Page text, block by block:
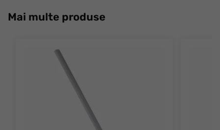
Mai multe produse